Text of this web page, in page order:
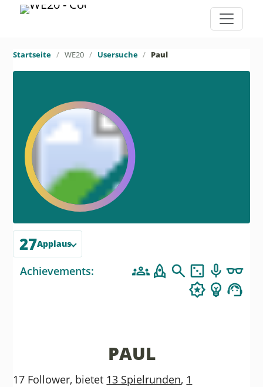
Startseite WE20 Usersuche Paul
27Applaus
Achievements:
PAUL
17 Follower, bietet 13 Spielrunden, 1